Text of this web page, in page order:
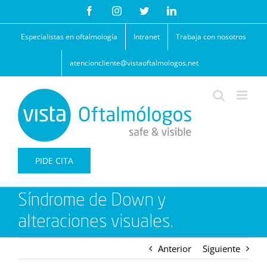
contenido
FacebookInstagramTwitterLinkedIn
Especialistas en oftalmología Intranet Trabaja con nosotros
atencioncliente@vistaoftalmologos.net
PIDE CITA
Síndrome de Down y
alteraciones visuales.
Anterior Siguiente